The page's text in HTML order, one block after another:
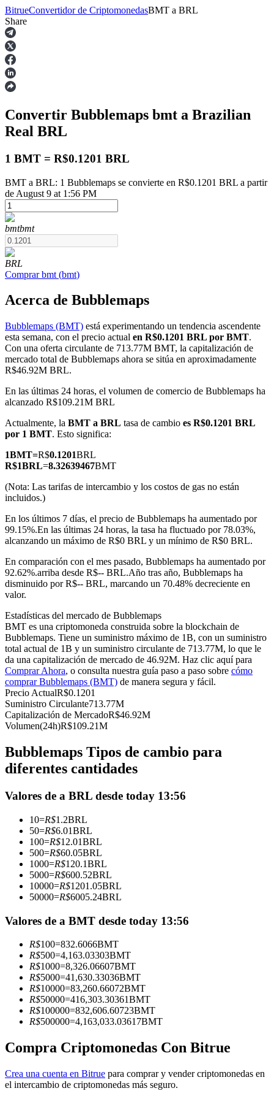
Futuros
Futuros del USDT
Futuros COIN-M
Futuros de criptomonedas
TradFi
Derivados de acciones, divisas, metales preciosos y materias
primas
Futuros que utilizan USDC como garantía
Copiar Trading
Únete a los mejores traders
Conviértete en un Trader de Copia
Disfruta del reparto de beneficios y comisiones de copy trading
Información
Análisis de big data que incluye información comercial, etc.
BitrueConvertidor de CriptomonedasBMT a BRL
Share
Convertir Bubblemaps bmt a Brazilian
Real BRL
1 BMT = R$0.1201 BRL
BMT a BRL: 1 Bubblemaps se convierte en R$0.1201 BRL a partir
de August 9 at 1:56 PM
bmtbmt
BRL
Comprar bmt (bmt)
Acerca de Bubblemaps
Bubblemaps (BMT) está experimentando un tendencia ascendente
esta semana, con el precio actual en R$0.1201 BRL por BMT.
Con una oferta circulante de 713.77M BMT, la capitalización de
mercado total de Bubblemaps ahora se sitúa en aproximadamente
R$46.92M BRL.
En las últimas 24 horas, el volumen de comercio de Bubblemaps ha
alcanzado R$109.21M BRL
Actualmente, la BMT a BRL tasa de cambio es R$0.1201 BRL
por 1 BMT. Esto significa:
1BMT=R$0.1201BRL
R$1BRL=8.32639467BMT
(Nota: Las tarifas de intercambio y los costos de gas no están
incluidos.)
En los últimos 7 días, el precio de Bubblemaps ha aumentado por
99.15%.En las últimas 24 horas, la tasa ha fluctuado por 78.03%,
alcanzando un máximo de R$0 BRL y un mínimo de R$0 BRL.
En comparación con el mes pasado, Bubblemaps ha aumentado por
92.62%.arriba desde R$-- BRL.Año tras año, Bubblemaps ha
disminuido por R$-- BRL, marcando un 70.48% decreciente en
valor.
Estadísticas del mercado de Bubblemaps
BMT es una criptomoneda construida sobre la blockchain de
Bubblemaps. Tiene un suministro máximo de 1B, con un suministro
total actual de 1B y un suministro circulante de 713.77M, lo que le
da una capitalización de mercado de 46.92M. Haz clic aquí para
Comprar Ahora, o consulta nuestra guía paso a paso sobre cómo
comprar Bubblemaps (BMT) de manera segura y fácil.
Precio ActualR$0.1201
Suministro Circulante713.77M
Capitalización de MercadoR$46.92M
Volumen(24h)R$109.21M
Bubblemaps Tipos de cambio para
diferentes cantidades
Valores de a BRL desde today 13:56
10=R$1.2BRL
50=R$6.01BRL
100=R$12.01BRL
500=R$60.05BRL
1000=R$120.1BRL
5000=R$600.52BRL
10000=R$1201.05BRL
50000=R$6005.24BRL
Valores de a BMT desde today 13:56
R$100=832.6066BMT
R$500=4,163.03303BMT
R$1000=8,326.06607BMT
R$5000=41,630.33036BMT
R$10000=83,260.66072BMT
R$50000=416,303.30361BMT
R$100000=832,606.60723BMT
R$500000=4,163,033.03617BMT
Compra Criptomonedas Con Bitrue
Crea una cuenta en Bitrue para comprar y vender criptomonedas en
el intercambio de criptomonedas más seguro.